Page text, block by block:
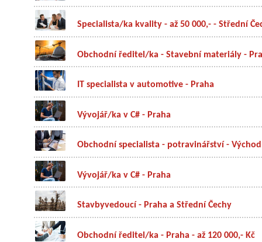
Specialista/ka kvality - až 50 000,- - Střední
Obchodní ředitel/ka - Stavební materiály -
IT specialista v automotive - Praha
Vývojář/ka v C# - Praha
Obchodní specialista - potravinářství -
Vývojář/ka v C# - Praha
Stavbyvedoucí - Praha a Střední Čechy
Obchodní ředitel/ka - Praha - až 120 000,- Kč